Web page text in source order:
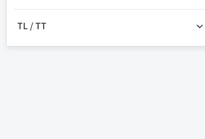
TL / TT